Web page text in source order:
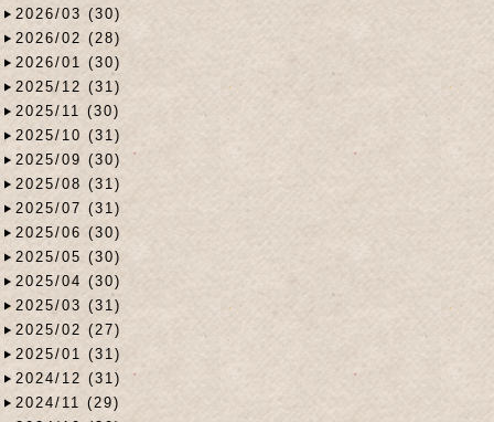
2026/03 (30)
2026/02 (28)
2026/01 (30)
2025/12 (31)
2025/11 (30)
2025/10 (31)
2025/09 (30)
2025/08 (31)
2025/07 (31)
2025/06 (30)
2025/05 (30)
2025/04 (30)
2025/03 (31)
2025/02 (27)
2025/01 (31)
2024/12 (31)
2024/11 (29)